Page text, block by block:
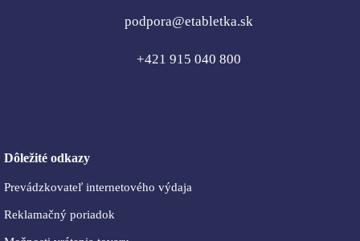
podpora@etabletka.sk
+421 915 040 800
Dôležité odkazy
Prevádzkovateľ internetového výdaja
Reklamačný poriadok